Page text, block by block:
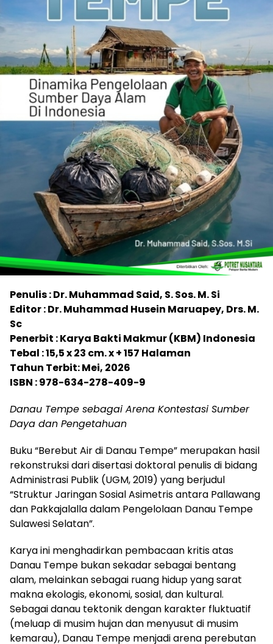
Penulis : Dr. Muhammad Said, S. Sos. M. Si
Editor : Dr. Muhammad Husein Maruapey, Drs. M.
Sc
Penerbit : Karya Bakti Makmur (KBM) Indonesia
Tebal : 15,5 x 23 cm. x + 157 Halaman
Tahun Terbit: Mei, 2026
ISBN : 978-634-278-409-9
Danau Tempe sebagai Arena Kontestasi Sumber
Daya dan Pengetahuan
Buku “Berebut Air di Danau Tempe” merupakan hasil
rekonstruksi dari disertasi doktoral penulis di bidang
Administrasi Publik (UGM, 2019) yang berjudul
“Struktur Jaringan Sosial Asimetris antara Pallawang
dan Pakkajalalla dalam Pengelolaan Danau Tempe
Sulawesi Selatan”.
Karya ini menghadirkan pembacaan kritis atas
Danau Tempe bukan sekadar sebagai bentang
alam, melainkan sebagai ruang hidup yang sarat
makna ekologis, ekonomi, sosial, dan kultural.
Sebagai danau tektonik dengan karakter fluktuatif
(meluap di musim hujan dan menyusut di musim
kemarau), Danau Tempe menjadi arena perebutan